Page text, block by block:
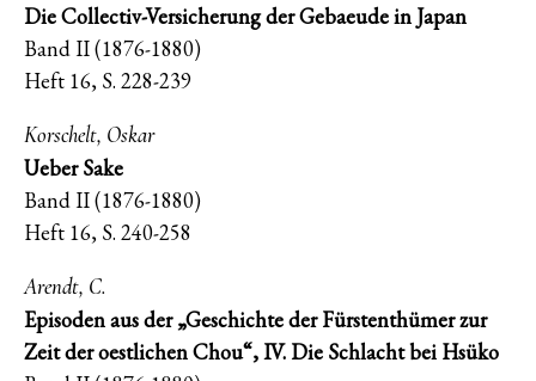
Die Collectiv-Versicherung der Gebaeude in Japan
Band II (1876-1880)
Heft 16, S. 228-239
Korschelt, Oskar
Ueber Sake
Band II (1876-1880)
Heft 16, S. 240-258
Arendt, C.
Episoden aus der „Geschichte der Fürstenthümer zur
Zeit der oestlichen Chou“, IV. Die Schlacht bei Hsüko